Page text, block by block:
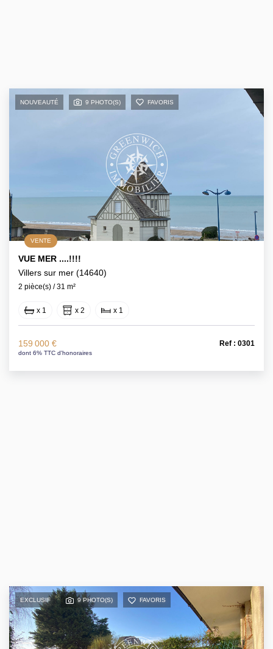
NOUVEAUTÉ 9 PHOTO(S) FAVORIS
VENTE
VUE MER ....!!!!
Villers sur mer (14640)
2 pièce(s) / 31 m²
x 1 x 2 x 1
159 000 €
dont 6% TTC d'honoraires
Ref : 0301
EXCLUSIF 9 PHOTO(S) FAVORIS